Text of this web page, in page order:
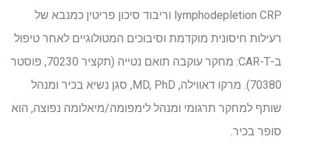
lymphodepletion CRP וריבוד סיכון פריטין כמנבא של
רעילות חיסונית מוקדמת וסיבוכים המטולוגיים לאחר טיפול
ב-CAR-T: מחקר עוקבה תואם נטייה (תקציר 70230, פוסטר
70380). מרקו דאווילה, MD, PhD, סגן נשיא בכיר ומנהל
שותף למחקר תרגומי ומנהל לימפומה/מיאלומה נפוצה, הוא
סופר בכיר.